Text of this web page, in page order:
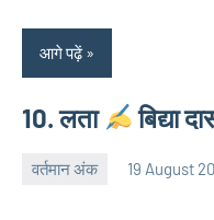
आगे पढ़ें
10. लता बिद्या
वर्तमान अंक 19 August